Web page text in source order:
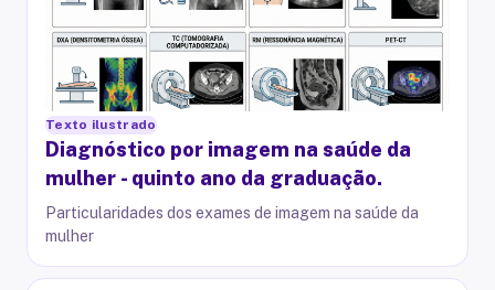
Texto ilustrado
Diagnóstico por imagem na saúde da
mulher - quinto ano da graduação.
Particularidades dos exames de imagem na saúde da
mulher